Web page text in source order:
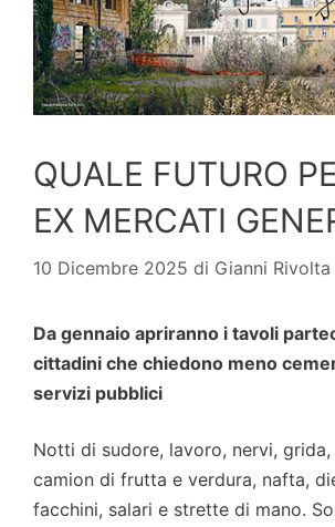
QUALE FUTURO
EX MERCATI
10 Dicembre 2025 di Gianni Rivolta
Da gennaio apriranno i tavoli
cittadini che chiedono meno
servizi pubblici
Notti di sudore, lavoro, nervi,
camion di frutta e verdura, nafta,
facchini, salari e strette di mano.